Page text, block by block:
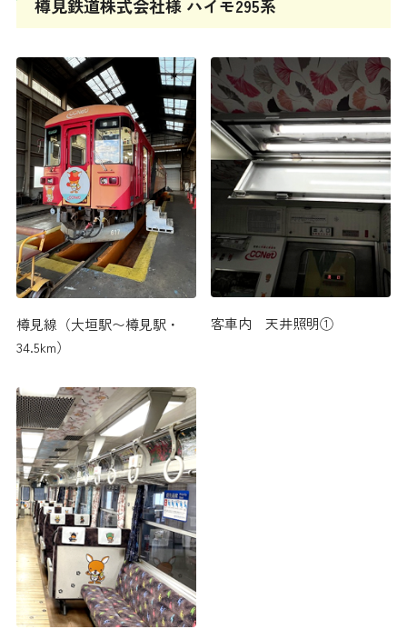
樽見鉄道株式会社様 ハイモ295系
樽見線（大垣駅〜樽見駅・
34.5km）
客車内 天井照明①